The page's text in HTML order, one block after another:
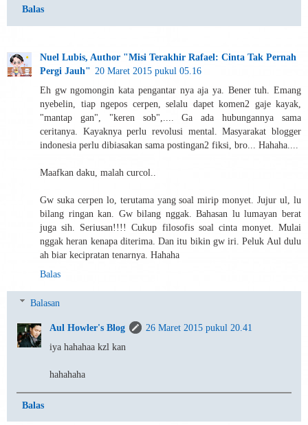
Balas
Nuel Lubis, Author "Misi Terakhir Rafael: Cinta Tak Pernah
Pergi Jauh" 20 Maret 2015 pukul 05.16
Eh gw ngomongin kata pengantar nya aja ya. Bener tuh. Emang
nyebelin, tiap ngepos cerpen, selalu dapet komen2 gaje kayak,
"mantap gan", "keren sob",.... Ga ada hubungannya sama
ceritanya. Kayaknya perlu revolusi mental. Masyarakat blogger
indonesia perlu dibiasakan sama postingan2 fiksi, bro... Hahaha....
Maafkan daku, malah curcol..
Gw suka cerpen lo, terutama yang soal mirip monyet. Jujur ul, lu
bilang ringan kan. Gw bilang nggak. Bahasan lu lumayan berat
juga sih. Seriusan!!!! Cukup filosofis soal cinta monyet. Mulai
nggak heran kenapa diterima. Dan itu bikin gw iri. Peluk Aul dulu
ah biar kecipratan tenarnya. Hahaha
Balas
Balasan
Aul Howler's Blog
26 Maret 2015 pukul 20.41
iya hahahaa kzl kan
hahahaha
Balas